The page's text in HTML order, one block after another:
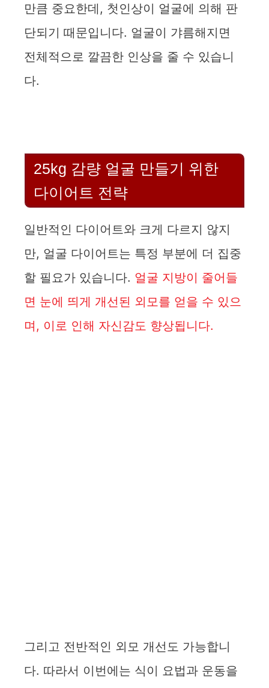
만큼 중요한데, 첫인상이 얼굴에 의해 판
단되기 때문입니다. 얼굴이 갸름해지면
전체적으로 깔끔한 인상을 줄 수 있습니
다.
25kg 감량 얼굴 만들기 위한
다이어트 전략
일반적인 다이어트와 크게 다르지 않지
만, 얼굴 다이어트는 특정 부분에 더 집중
할 필요가 있습니다. 얼굴 지방이 줄어들
면 눈에 띄게 개선된 외모를 얻을 수 있으
며, 이로 인해 자신감도 향상됩니다.
그리고 전반적인 외모 개선도 가능합니
다. 따라서 이번에는 식이 요법과 운동을